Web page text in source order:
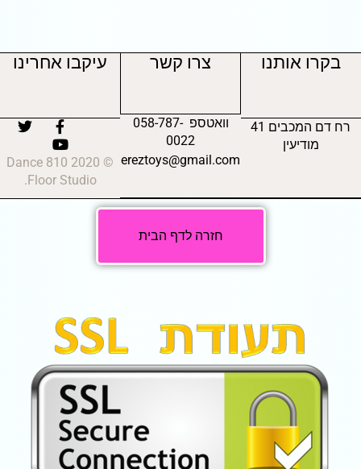
בקרו אותנו
רח דם המכבים 41
מודיעין
צרו קשר
וואטספ 058-787-
0022
ereztoys@gmail.com
עיקבו אחרינו
© 2020 810 Dance
Floor Studio.
חזרה לדף הבית